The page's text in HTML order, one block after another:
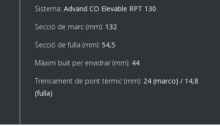
Sistema: Advand CO Elevable RPT 130
Secció de marc (mm): 132
Secció de fulla (mm): 54,5
Màxim buit per envidrar (mm): 44
Trencament de pont tèrmic (mm): 24 (marco) / 14,8
(fulla)